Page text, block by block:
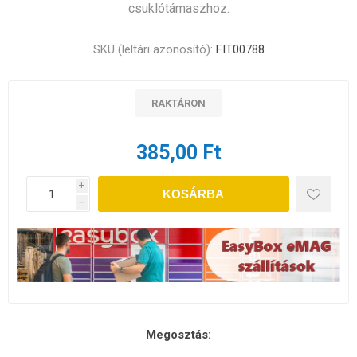
csuklótámaszhoz.
SKU (leltári azonosító): FIT00788
RAKTÁRON
385,00 Ft
i
h
KOSÁRBA
Megosztás: